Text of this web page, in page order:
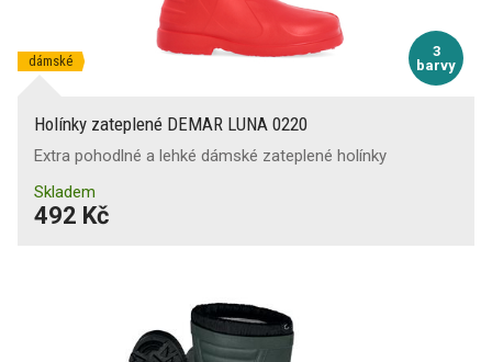
3
barvy
dámské
Holínky zateplené DEMAR LUNA 0220
Extra pohodlné a lehké dámské zateplené holínky
Skladem
492 Kč